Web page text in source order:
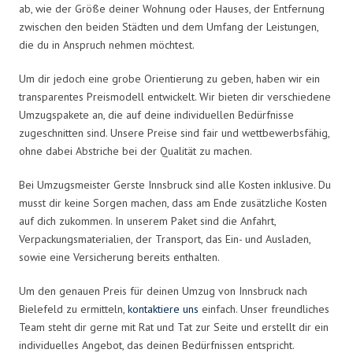
ab, wie der Größe deiner Wohnung oder Hauses, der Entfernung
zwischen den beiden Städten und dem Umfang der Leistungen,
die du in Anspruch nehmen möchtest.
Um dir jedoch eine grobe Orientierung zu geben, haben wir ein
transparentes Preismodell entwickelt. Wir bieten dir verschiedene
Umzugspakete an, die auf deine individuellen Bedürfnisse
zugeschnitten sind. Unsere Preise sind fair und wettbewerbsfähig,
ohne dabei Abstriche bei der Qualität zu machen.
Bei Umzugsmeister Gerste Innsbruck sind alle Kosten inklusive. Du
musst dir keine Sorgen machen, dass am Ende zusätzliche Kosten
auf dich zukommen. In unserem Paket sind die Anfahrt,
Verpackungsmaterialien, der Transport, das Ein- und Ausladen,
sowie eine Versicherung bereits enthalten.
Um den genauen Preis für deinen Umzug von Innsbruck nach
Bielefeld zu ermitteln, kontaktiere uns einfach. Unser freundliches
Team steht dir gerne mit Rat und Tat zur Seite und erstellt dir ein
individuelles Angebot, das deinen Bedürfnissen entspricht.